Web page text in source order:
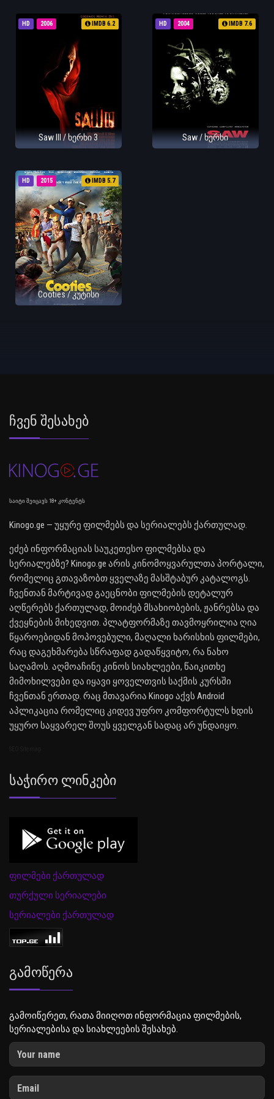
HD 2006 IMDB 6.2
Saw III / ხერხი 3
HD 2004 IMDB 7.6
Saw / ხერხი
HD 2015 IMDB 5.7
Cooties / კუტისი
Ჩვენ Შესახებ
საიტი შეიცავს 18+ კონტენტს
Kinogo.ge — უყურე ფილმებს და სერიალებს ქართულად.
ეძებ ინფორმაციას საუკეთესო ფილმებსა და
სერიალებზე? Kinogo.ge არის კინომოყვარულთა პორტალი,
რომელიც გთავაზობთ ყველაზე მასშტაბურ კატალოგს.
ჩვენთან მარტივად გაეცნობი ფილმების დეტალურ
აღწერებს ქართულად, მოიძებ მსახიობების, ჟანრებსა და
ქვეყნების მიხედვით. პლატფორმაზე თავმოყრილია ღია
წყაროებიდან მოპოვებული, მაღალი ხარისხის ფილმები,
რაც დაგეხმარება სწრაფად გადაწყვიტო, რა ნახო
საღამოს. აღმოაჩინე კინოს სიახლეები, წაიკითხე
მიმოხილვები და იყავი ყოველთვის საქმის კურსში
ჩვენთან ერთად. რაც მთავარია Kinogo აქვს Android
აპლიკაცია რომელიც კიდევ უფრო კომფორტულს ხდის
უყურო საყვარელ შოუს ყველგან სადაც არ უნდაიყო.
Საჭირო Ლინკები
ფილმები ქართულად
თურქული სერიალები
სერიალები ქართულად
Გამოწერა
გამოიწერეთ, რათა მიიღოთ ინფორმაცია ფილმების,
სერიალებისა და სიახლეების შესახებ.